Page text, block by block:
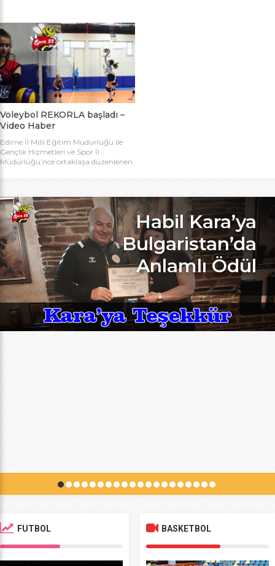
bugün başlıyor. Toplamda 14 takımın
katılımıyla düzenlenen 5. Valilik
Voleybol Turnuvasının teknik
toplantısı ve kura çekimi Aliço
Pehlivan Sporcu Eğitim Merkezi
Toplantı Salonu’nda yapıldı.
Toplantıya Voleybol hakemi ve
antrenörü Engin Toroslu, Ayhan […]
Voleybol REKORLA başladı –
Video Haber
Edirne İl Milli Eğitim Müdürlüğü ile
Gençlik Hizmetleri ve Spor İl
Müdürlüğü’nce ortaklaşa düzenlenen
rekoru kırıldı. REKOR KATILIMA
REKORLU AÇILIŞ Edirne Okullar
Arası Genç Kızlar A Kategorisi
Voleybol İl Şampiyonluğu maçlarına
bu yıl 8 grupta toplam […]
Habil Kara’ya
Bulgaristan’da
Anlamlı Ödül
FUTBOL BASKETBOL